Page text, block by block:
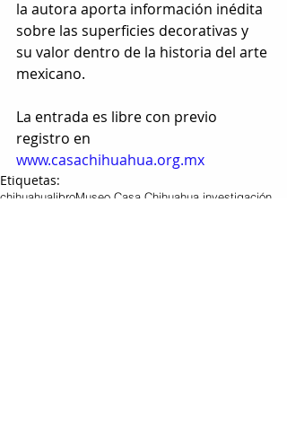
la autora aporta información inédita
sobre las superficies decorativas y
su valor dentro de la historia del arte
mexicano.
La entrada es libre con previo
registro en
www.casachihuahua.org.mx
Etiquetas:
chihuahualibroMuseo Casa Chihuahua, investigación